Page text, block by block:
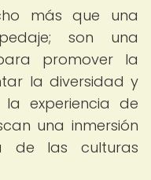
más que una
son una
promover la
la diversidad y
la experiencia de
una inmersión
de las culturas